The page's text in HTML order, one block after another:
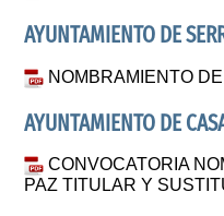
AYUNTAMIENTO DE
NOMBRAMIENTO
AYUNTAMIENTO DE
CONVOCATORIA
PAZ TITULAR Y